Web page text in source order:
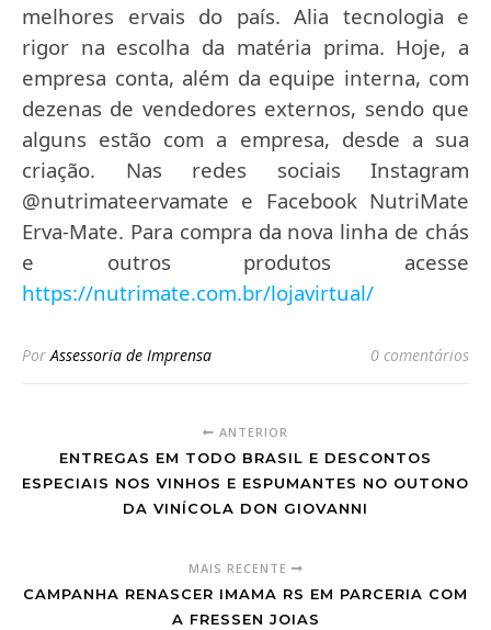
melhores ervais do país. Alia tecnologia e
rigor na escolha da matéria prima. Hoje, a
empresa conta, além da equipe interna, com
dezenas de vendedores externos, sendo que
alguns estão com a empresa, desde a sua
criação. Nas redes sociais Instagram
@nutrimateervamate e Facebook NutriMate
Erva-Mate. Para compra da nova linha de chás
e outros produtos acesse
https://nutrimate.com.br/lojavirtual/
PorAssessoria de Imprensa 0 comentários
ANTERIOR
ENTREGAS EM TODO BRASIL E DESCONTOS
ESPECIAIS NOS VINHOS E ESPUMANTES NO OUTONO
DA VINÍCOLA DON GIOVANNI
MAIS RECENTE
CAMPANHA RENASCER IMAMA RS EM PARCERIA COM
A FRESSEN JOIAS